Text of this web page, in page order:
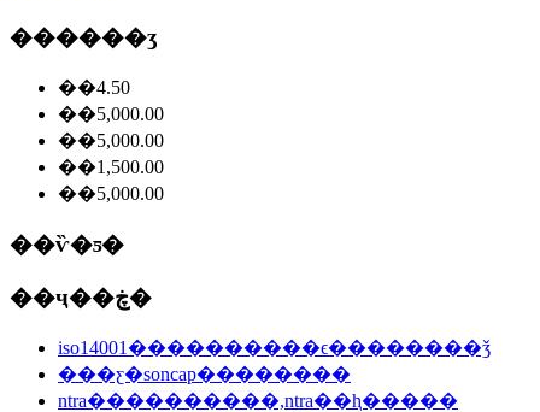
������ʒ
��4.50
��5,000.00
��5,000.00
��1,500.00
��5,000.00
��ѷ�ƽ�
��ҷ��ڿ�
iso14001����������ϵ��������ǯ
���ƹ�soncap��������
ntra����������,ntra��ⱨ�����